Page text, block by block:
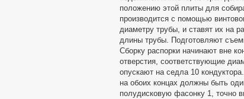
положению этой плиты для
производится с помощью
диаметру трубы, и ставят их на
длины трубы. Подготовляют
Сборку распорки начинают вне
отверстия, соответствующие
опускают на седла 10
на обоих концах должны быть
полудисковую фасонку 1, точно